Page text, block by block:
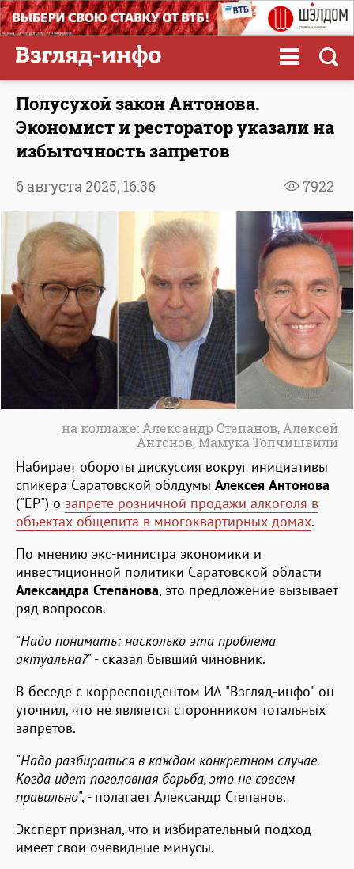
Полусухой закон Антонова.
Экономист и ресторатор указали на
избыточность запретов
7922
6 августа 2025, 16:36
на коллаже: Александр Степанов, Алексей
Антонов, Мамука Топчишвили
Набирает обороты дискуссия вокруг инициативы
спикера Саратовской облдумы Алексея Антонова
("ЕР") о запрете розничной продажи алкоголя в
объектах общепита в многоквартирных домах.
По мнению экс-министра экономики и
инвестиционной политики Саратовской области
Александра Степанова, это предложение вызывает
ряд вопросов.
"Надо понимать: насколько эта проблема
актуальна?" - сказал бывший чиновник.
В беседе с корреспондентом ИА "Взгляд-инфо" он
уточнил, что не является сторонником тотальных
запретов.
"Надо разбираться в каждом конкретном случае.
Когда идет поголовная борьба, это не совсем
правильно", - полагает Александр Степанов.
Эксперт признал, что и избирательный подход
имеет свои очевидные минусы.